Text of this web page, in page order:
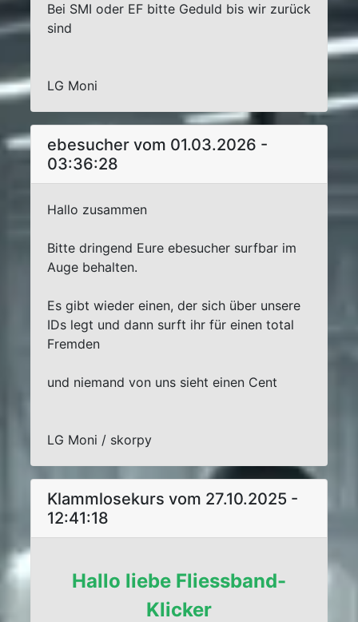
Bei SMI oder EF bitte Geduld bis wir zurück
sind
LG Moni
ebesucher vom 01.03.2026 -
03:36:28
Hallo zusammen
Bitte dringend Eure ebesucher surfbar im
Auge behalten.
Es gibt wieder einen, der sich über unsere
IDs legt und dann surft ihr für einen total
Fremden
und niemand von uns sieht einen Cent
LG Moni / skorpy
Klammlosekurs vom 27.10.2025 -
12:41:18
Hallo liebe Fliessband-
Klicker